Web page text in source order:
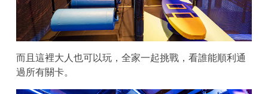
而且這裡大人也可以玩，全家一起挑戰，看誰能順利通
過所有關卡。